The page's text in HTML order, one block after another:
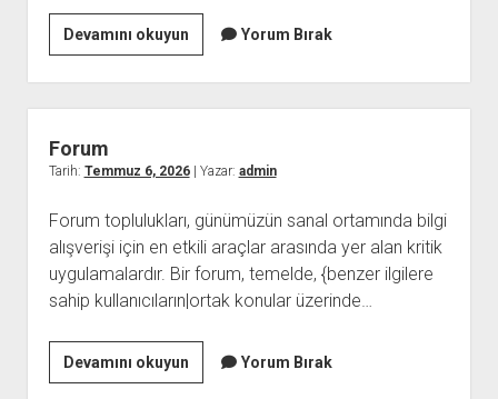
Devamını okuyunBolu
Gezi
Rehberi
Abant
Yedigoller
Yorum Bırak
Forum
Tarih: Temmuz 6, 2026| Yazar: admin
Forum toplulukları, günümüzün sanal ortamında bilgi
alışverişi için en etkili araçlar arasında yer alan kritik
uygulamalardır. Bir forum, temelde, {benzer ilgilere
sahip kullanıcıların|ortak konular üzerinde…
Devamını okuyunForum Yorum Bırak